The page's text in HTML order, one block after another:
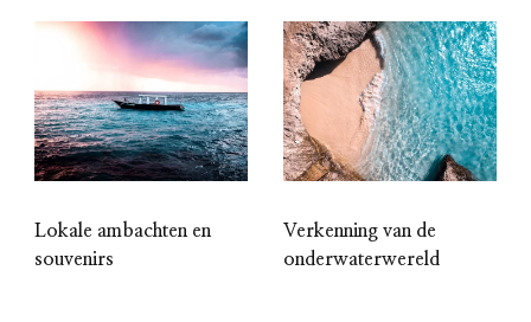
Lokale ambachten en
souvenirs
Verkenning van de
onderwaterwereld